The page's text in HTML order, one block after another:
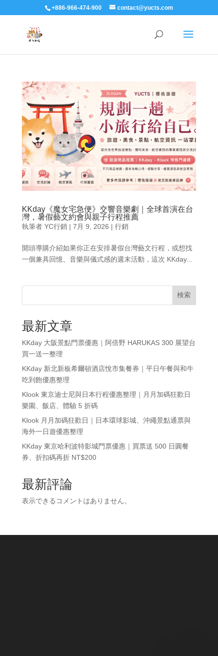
+886-966-474-900 contact@yucts.com
KKday《魔女宅急便》交響音樂劇｜全球首演在台
灣，暑假藝文約會與親子行程推薦
執筆者 YC行銷| 7月 9, 2026 | 行銷
開頭導購介紹如果你正在安排暑假台灣藝文行程，或想找
一個兼具回憶、音樂與儀式感的週末活動，這次 KKday...
検索
最新文章
KKday 大阪景點門票優惠｜阿倍野 HARUKAS 300 展望台
買一送一整理
KKday 新北新板希爾頓酒店悅市集餐券｜平日午餐與和牛
吃到飽優惠整理
Klook 東京迪士尼與日本行程優惠整理｜月月加碼狂歡日
樂園、飯店、體驗 5 折碼
Klook 月月加碼狂歡日｜日本環球影城、沖繩景點通票與
海外一日遊優惠整理
KKday 東京哈利波特影城門票優惠｜買票送 500 日圓餐
券、折扣碼再折 NT$200
最新評論
表示できるコメントはありません。